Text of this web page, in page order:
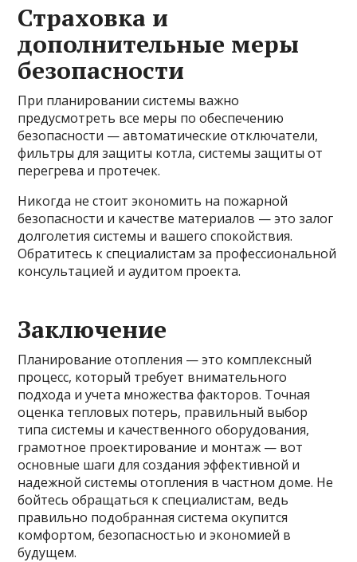
Страховка и
дополнительные меры
безопасности
При планировании системы важно
предусмотреть все меры по обеспечению
безопасности — автоматические отключатели,
фильтры для защиты котла, системы защиты от
перегрева и протечек.
Никогда не стоит экономить на пожарной
безопасности и качестве материалов — это залог
долголетия системы и вашего спокойствия.
Обратитесь к специалистам за профессиональной
консультацией и аудитом проекта.
Заключение
Планирование отопления — это комплексный
процесс, который требует внимательного
подхода и учета множества факторов. Точная
оценка тепловых потерь, правильный выбор
типа системы и качественного оборудования,
грамотное проектирование и монтаж — вот
основные шаги для создания эффективной и
надежной системы отопления в частном доме. Не
бойтесь обращаться к специалистам, ведь
правильно подобранная система окупится
комфортом, безопасностью и экономией в
будущем.